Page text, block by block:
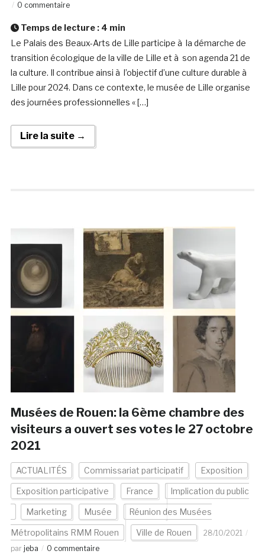
0 commentaire
Temps de lecture : 4 min
Le Palais des Beaux-Arts de Lille participe à la démarche de
transition écologique de la ville de Lille et à son agenda 21 de
la culture. Il contribue ainsi à l’objectif d’une culture durable à
Lille pour 2024. Dans ce contexte, le musée de Lille organise
des journées professionnelles « […]
Lire la suite →
Musées de Rouen: la 6ème chambre des
visiteurs a ouvert ses votes le 27 octobre
2021
ACTUALITÉS Commissariat participatif Exposition
Exposition participative France Implication du public
Marketing Musée Réunion des Musées
Métropolitains RMM Rouen Ville de Rouen
28/10/2021
par jeba 0 commentaire